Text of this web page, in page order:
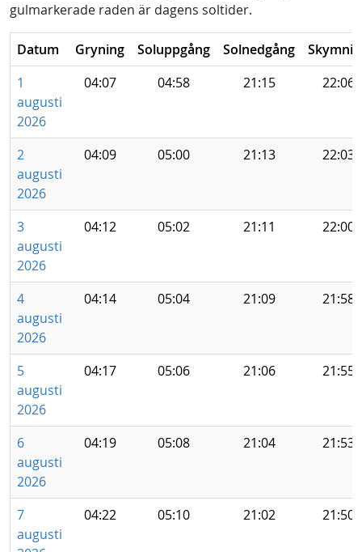
gulmarkerade raden är dagens soltider.
Datum Gryning Soluppgång Solnedgång
1
augusti
2026
04:07 04:58 21:15 22:06
2
augusti
2026
04:09 05:00 21:13 22:03
3
augusti
2026
04:12 05:02 21:11 22:00
4
augusti
2026
04:14 05:04 21:09 21:58
5
augusti
2026
04:17 05:06 21:06 21:55
6
augusti
2026
04:19 05:08 21:04 21:53
7
augusti
04:22 05:10 21:02 21:50